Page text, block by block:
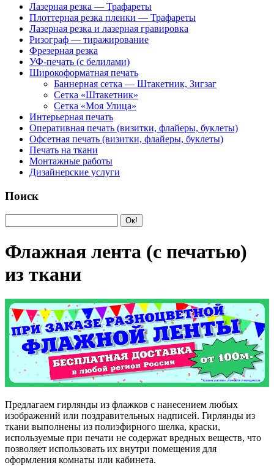
Лазерная резка — Трафареты
Плоттерная резка пленки — Трафареты
Лазерная резка и лазерная гравировка
Ризограф — тиражирование
Фрезерная резка
УФ-печать (с белилами)
Широкоформатная печать
Баннерная сетка — Штакетник, Зигзаг
Сетка «Штакетник»
Сетка «Моя Улица»
Интерьерная печать
Оперативная печать (визитки, флайеры, буклеты)
Офсетная печать (визитки, флайеры, буклеты)
Печать на ткани
Монтажные работы
Дизайнерские услуги
Поиск
Флажная лента (с печатью)
из ткани
Предлагаем гирлянды из флажков с нанесением любых
изображений или поздравительных надписей. Гирлянды из
ткани выполнены из полиэфирного шелка, краски,
используемые при печати не содержат вредных веществ, что
позволяет использовать их внутри помещения для
оформления комнаты или кабинета.